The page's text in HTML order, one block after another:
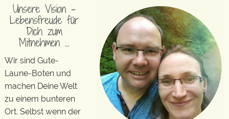
Unsere Vision –
Lebensfreude für
Dich zum
Mitnehmen …
Wir sind Gute-
Laune-Boten und
machen Deine Welt
zu einem bunteren
Ort. Selbst wenn der